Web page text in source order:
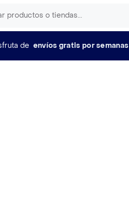
de envíos gratis por semanas